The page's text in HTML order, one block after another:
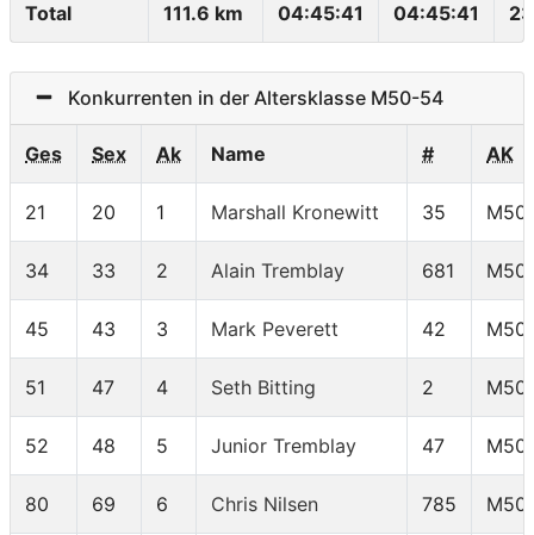
Total 111.6 km 04:45:41 04:45:41
Konkurrenten in der Altersklasse M50-54
Ges Sex Ak Name # AK
21 20 1 Marshall Kronewitt 35
34 33 2 Alain Tremblay 681
45 43 3 Mark Peverett 42
51 47 4 Seth Bitting 2
52 48 5 Junior Tremblay 47
80 69 6 Chris Nilsen 785